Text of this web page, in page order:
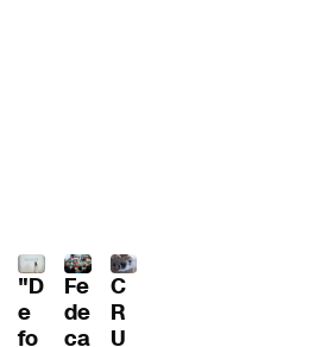
"D
e
fo
Fe
de
ca
C
R
U